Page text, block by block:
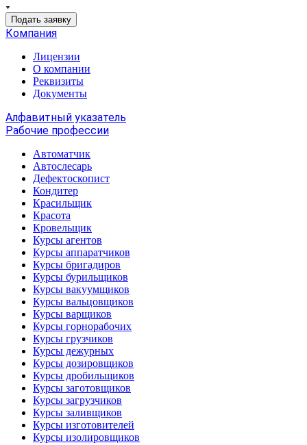
Подать заявку
Компания
Лицензии
О компании
Реквизиты
Документы
Алфавитный указатель
Рабочие профессии
Автоматчик
Автослесарь
Дефектоскопист
Кондитер
Красильщик
Красота
Кровельщик
Курсы агентов
Курсы аппаратчиков
Курсы бригадиров
Курсы бурильщиков
Курсы вакуумщиков
Курсы вальцовщиков
Курсы варщиков
Курсы горнорабочих
Курсы грузчиков
Курсы дежурных
Курсы дозировщиков
Курсы дробильщиков
Курсы заготовщиков
Курсы загрузчиков
Курсы заливщиков
Курсы изготовителей
Курсы изолировщиков